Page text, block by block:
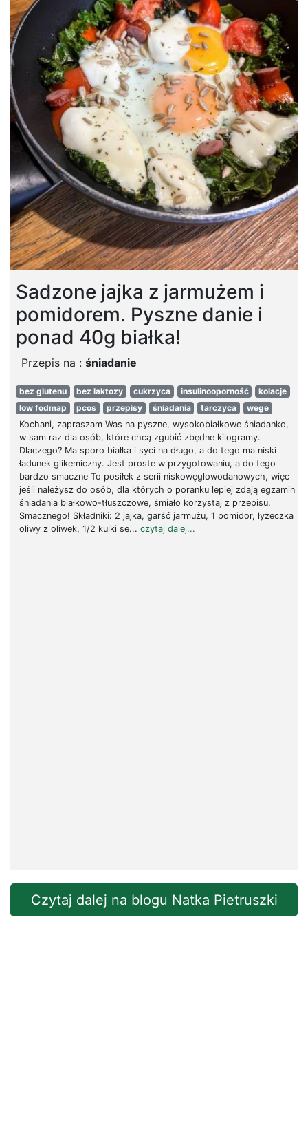
Sadzone jajka z jarmużem i
pomidorem. Pyszne danie i
ponad 40g białka!
Przepis na : śniadanie
bez glutenu bez laktozy cukrzyca insulinooporność
kolacje
low fodmap
pcos przepisy śniadania tarczyca
wege
Kochani, zapraszam Was na pyszne, wysokobiałkowe śniadanko,
w sam raz dla osób, które chcą zgubić zbędne kilogramy.
Dlaczego? Ma sporo białka i syci na długo, a do tego ma niski
ładunek glikemiczny. Jest proste w przygotowaniu, a do tego
bardzo smaczne To posiłek z serii niskowęglowodanowych, więc
jeśli należysz do osób, dla których o poranku lepiej zdają egzamin
śniadania białkowo-tłuszczowe, śmiało korzystaj z przepisu.
Smacznego! Składniki: 2 jajka, garść jarmużu, 1 pomidor, łyżeczka
oliwy z oliwek, 1/2 kulki se... czytaj dalej...
Czytaj dalej na blogu Natka Pietruszki